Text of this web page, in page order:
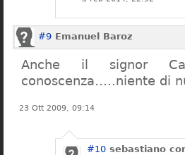
#9 Emanuel Baroz
Anche il signor
conoscenza…..niente di
23 Ott 2009, 09:14
#10 sebastiano